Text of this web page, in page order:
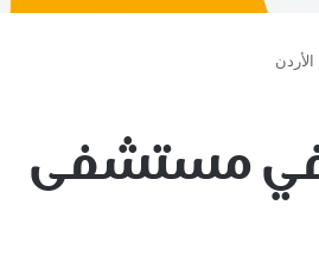
في مستشفى